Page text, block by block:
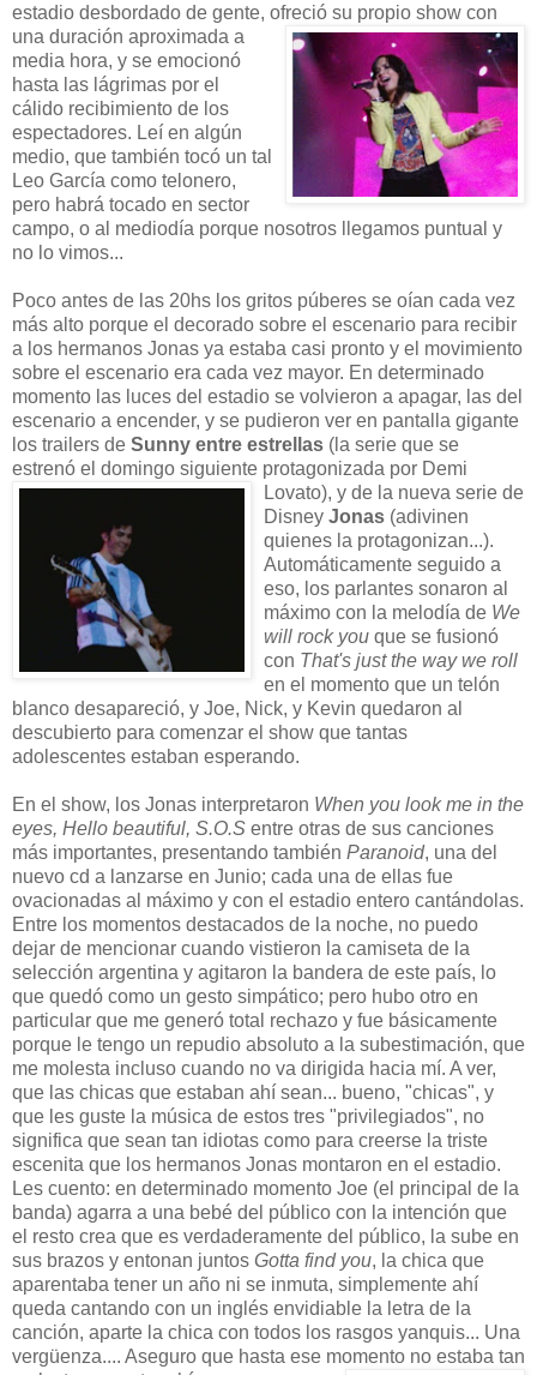
estadio desbordado de gente, ofreció su propio show con
una duración aproximada a
media hora, y se emocionó
hasta las lágrimas por el
cálido recibimiento de los
espectadores. Leí en algún
medio, que también tocó un tal
Leo García como telonero,
pero habrá tocado en sector
campo, o al mediodía porque nosotros llegamos puntual y
no lo vimos...
Poco antes de las 20hs los gritos púberes se oían cada vez
más alto porque el decorado sobre el escenario para recibir
a los hermanos Jonas ya estaba casi pronto y el movimiento
sobre el escenario era cada vez mayor. En determinado
momento las luces del estadio se volvieron a apagar, las del
escenario a encender, y se pudieron ver en pantalla gigante
los trailers de Sunny entre estrellas (la serie que se
estrenó el domingo siguiente protagonizada por Demi
Lovato), y de la nueva serie de
Disney Jonas (adivinen
quienes la protagonizan...).
Automáticamente seguido a
eso, los parlantes sonaron al
máximo con la melodía de We
will rock you que se fusionó
con That's just the way we roll
en el momento que un telón
blanco desapareció, y Joe, Nick, y Kevin quedaron al
descubierto para comenzar el show que tantas
adolescentes estaban esperando.
En el show, los Jonas interpretaron When you look me in the
eyes, Hello beautiful, S.O.S entre otras de sus canciones
más importantes, presentando también Paranoid, una del
nuevo cd a lanzarse en Junio; cada una de ellas fue
ovacionadas al máximo y con el estadio entero cantándolas.
Entre los momentos destacados de la noche, no puedo
dejar de mencionar cuando vistieron la camiseta de la
selección argentina y agitaron la bandera de este país, lo
que quedó como un gesto simpático; pero hubo otro en
particular que me generó total rechazo y fue básicamente
porque le tengo un repudio absoluto a la subestimación, que
me molesta incluso cuando no va dirigida hacia mí. A ver,
que las chicas que estaban ahí sean... bueno, "chicas", y
que les guste la música de estos tres "privilegiados", no
significa que sean tan idiotas como para creerse la triste
escenita que los hermanos Jonas montaron en el estadio.
Les cuento: en determinado momento Joe (el principal de la
banda) agarra a una bebé del público con la intención que
el resto crea que es verdaderamente del público, la sube en
sus brazos y entonan juntos Gotta find you, la chica que
aparentaba tener un año ni se inmuta, simplemente ahí
queda cantando con un inglés envidiable la letra de la
canción, aparte la chica con todos los rasgos yanquis... Una
vergüenza.... Aseguro que hasta ese momento no estaba tan